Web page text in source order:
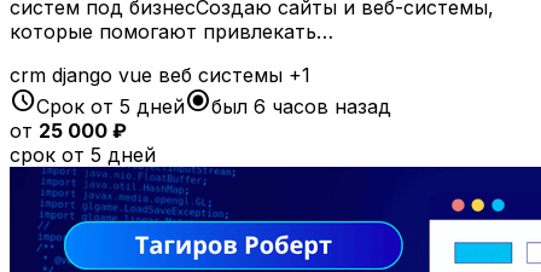
систем под бизнесСоздаю сайты и веб-системы,
которые помогают привлекать…
crm django vue веб системы +1
scheduleСрок от 5 днейradio_button_checkedбыл 6 часов назад
от 25 000 ₽
срок от 5 дней